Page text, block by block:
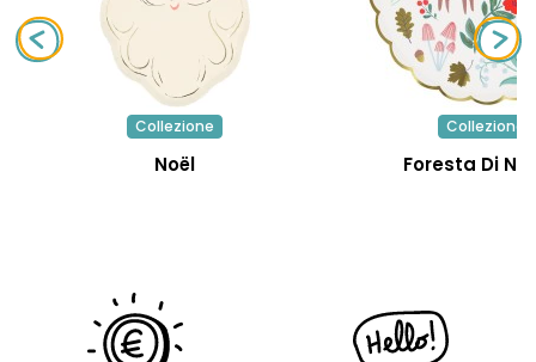
Collezione
Noël
Collezione
Foresta Di